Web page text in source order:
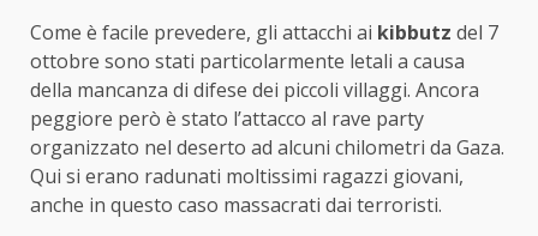
Come è facile prevedere, gli attacchi ai kibbutz del 7
ottobre sono stati particolarmente letali a causa
della mancanza di difese dei piccoli villaggi. Ancora
peggiore però è stato l’attacco al rave party
organizzato nel deserto ad alcuni chilometri da Gaza.
Qui si erano radunati moltissimi ragazzi giovani,
anche in questo caso massacrati dai terroristi.